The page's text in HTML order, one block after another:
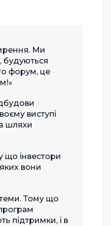
Ми
будуються
форум, це
виступі
шляхи
що інвестори
вони
Тому що
підтримки, і в